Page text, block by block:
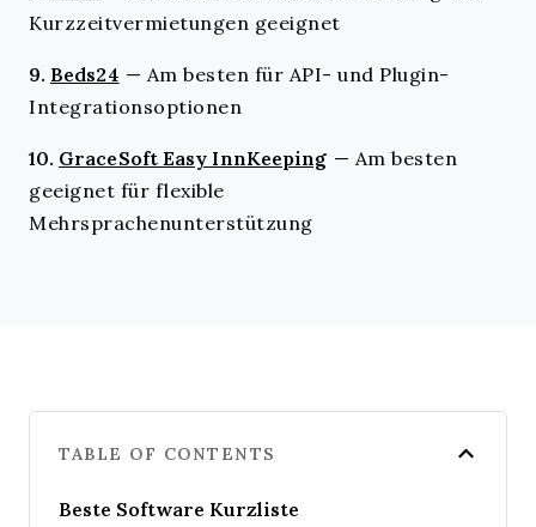
Kurzzeitvermietungen geeignet
9. Beds24 — Am besten für API- und Plugin-
Integrationsoptionen
10. GraceSoft Easy InnKeeping — Am besten
geeignet für flexible
Mehrsprachenunterstützung
TABLE OF CONTENTS
Beste Software Kurzliste